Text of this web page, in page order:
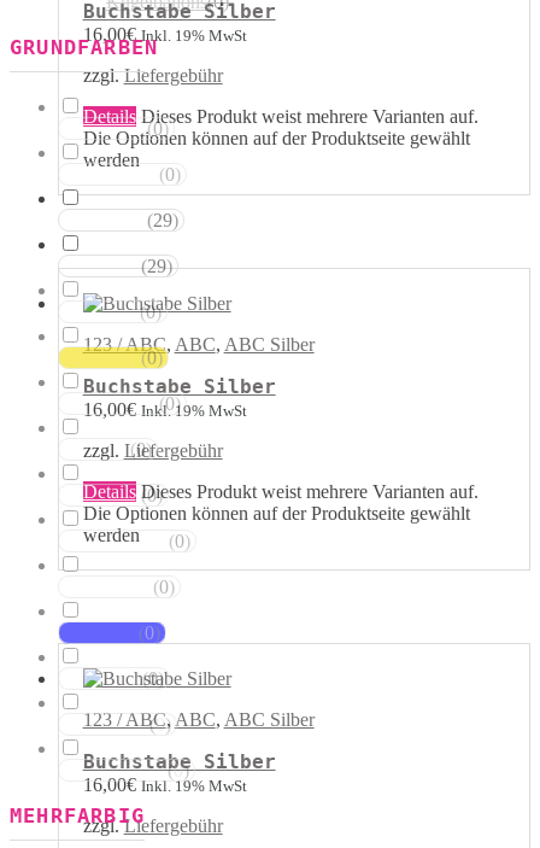
Buchstabe Silber
16,00€ Inkl. 19% MwSt
zzgl.Liefergebühr
Details Dieses Produkt weist mehrere Varianten auf.
Die Optionen können auf der Produktseite gewählt
werden
123 / ABC, ABC, ABC Silber
Buchstabe Silber
16,00€ Inkl. 19% MwSt
zzgl. Liefergebühr
Details Dieses Produkt weist mehrere Varianten auf.
Die Optionen können auf der Produktseite gewählt
werden
123 / ABC, ABC, ABC Silber
Buchstabe Silber
16,00€ Inkl. 19% MwSt
zzgl.Liefergebühr
GRUNDFARBEN
Weisstöne (0)
(0)
(29)
Grautöne (29)
Gelbtöne (0)
Goldtöne (0)
Orangetöne (0)
Rottöne (0)
Rosatöne (0)
Magentatöne (0)
(0)
(0)
Grüntöne (0)
Brauntöne (0)
Schwarztöne (0)
MEHRFARBIG